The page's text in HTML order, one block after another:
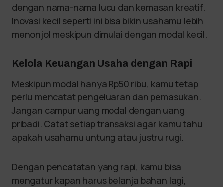
dengan nama-nama lucu dan kemasan kreatif.
Inovasi kecil seperti ini bisa bikin usahamu lebih
menonjol meskipun dimulai dengan modal kecil.
Kelola Keuangan Usaha dengan Rapi
Meskipun modal hanya Rp50 ribu, kamu tetap
perlu mencatat pengeluaran dan pemasukan.
Jangan campur uang modal dengan uang
pribadi. Catat setiap transaksi agar kamu tahu
apakah usahamu untung atau justru rugi.
Dengan pencatatan yang rapi, kamu bisa
mengatur kapan harus belanja bahan lagi,